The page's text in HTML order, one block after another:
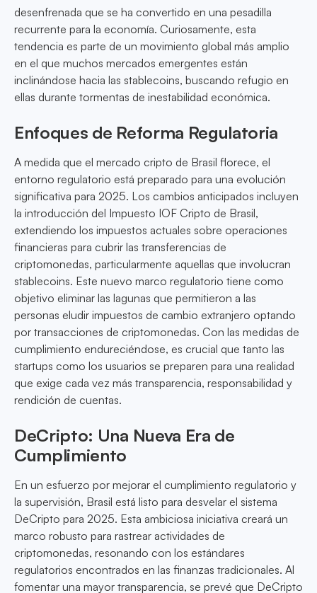
desenfrenada que se ha convertido en una pesadilla
recurrente para la economía. Curiosamente, esta
tendencia es parte de un movimiento global más amplio
en el que muchos mercados emergentes están
inclinándose hacia las stablecoins, buscando refugio en
ellas durante tormentas de inestabilidad económica.
Enfoques de Reforma Regulatoria
A medida que el mercado cripto de Brasil florece, el
entorno regulatorio está preparado para una evolución
significativa para 2025. Los cambios anticipados incluyen
la introducción del Impuesto IOF Cripto de Brasil,
extendiendo los impuestos actuales sobre operaciones
financieras para cubrir las transferencias de
criptomonedas, particularmente aquellas que involucran
stablecoins. Este nuevo marco regulatorio tiene como
objetivo eliminar las lagunas que permitieron a las
personas eludir impuestos de cambio extranjero optando
por transacciones de criptomonedas. Con las medidas de
cumplimiento endureciéndose, es crucial que tanto las
startups como los usuarios se preparen para una realidad
que exige cada vez más transparencia, responsabilidad y
rendición de cuentas.
DeCripto: Una Nueva Era de
Cumplimiento
En un esfuerzo por mejorar el cumplimiento regulatorio y
la supervisión, Brasil está listo para desvelar el sistema
DeCripto para 2025. Esta ambiciosa iniciativa creará un
marco robusto para rastrear actividades de
criptomonedas, resonando con los estándares
regulatorios encontrados en las finanzas tradicionales. Al
fomentar una mayor transparencia, se prevé que DeCripto